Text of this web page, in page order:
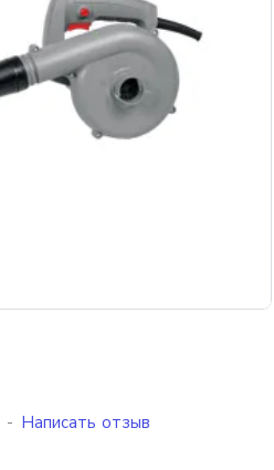
- Написать отзыв